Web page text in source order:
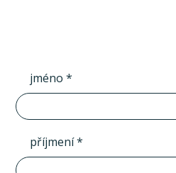
jméno *
příjmení *